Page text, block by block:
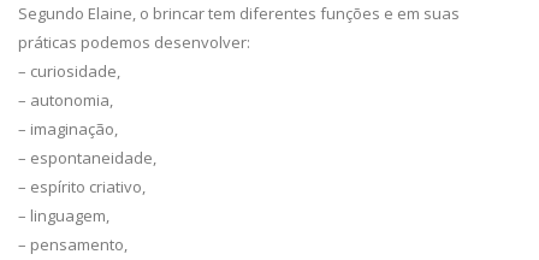
Segundo Elaine, o brincar tem diferentes funções e em suas
práticas podemos desenvolver:
– curiosidade,
– autonomia,
– imaginação,
– espontaneidade,
– espírito criativo,
– linguagem,
– pensamento,